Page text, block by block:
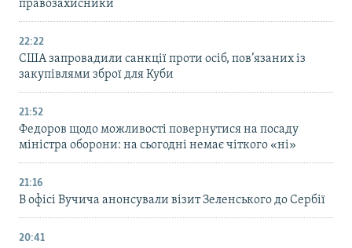
правозахисники
22:22
США запровадили санкції проти осіб, пов’язаних із
закупівлями зброї для Куби
21:52
Федоров щодо можливості повернутися на посаду
міністра оборони: на сьогодні немає чіткого «ні»
21:16
В офісі Вучича анонсували візит Зеленського до Сербії
20:41